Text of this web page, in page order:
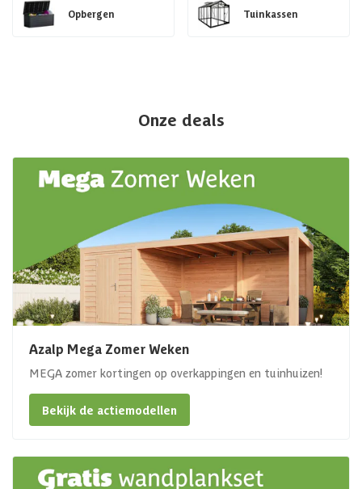
Opbergen Tuinkassen
Onze deals
Azalp Mega Zomer Weken
MEGA zomer kortingen op overkappingen en tuinhuizen!
Bekijk de actiemodellen